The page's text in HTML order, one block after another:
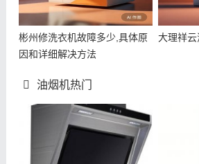
彬州修洗衣机故障多少,具体原
因和详细解决方法
大理祥
油烟机热门